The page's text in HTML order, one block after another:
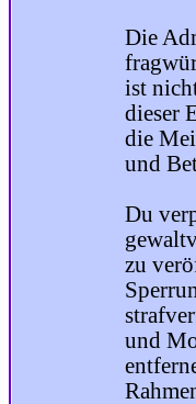
Die
ist
dieser
die
und
Du
zu
und